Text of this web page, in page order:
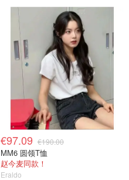
€97.09 €190.00
MM6 圆领T恤
赵今麦同款！
Eraldo